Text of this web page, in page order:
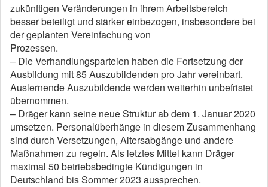
zukünftigen Veränderungen in ihrem Arbeitsbereich
besser beteiligt und stärker einbezogen, insbesondere bei
der geplanten Vereinfachung von
Prozessen.
– Die Verhandlungsparteien haben die Fortsetzung der
Ausbildung mit 85 Auszubildenden pro Jahr vereinbart.
Auslernende Auszubildende werden weiterhin unbefristet
übernommen.
– Dräger kann seine neue Struktur ab dem 1. Januar 2020
umsetzen. Personalüberhänge in diesem Zusammenhang
sind durch Versetzungen, Altersabgänge und andere
Maßnahmen zu regeln. Als letztes Mittel kann Dräger
maximal 50 betriebsbedingte Kündigungen in
Deutschland bis Sommer 2023 aussprechen.